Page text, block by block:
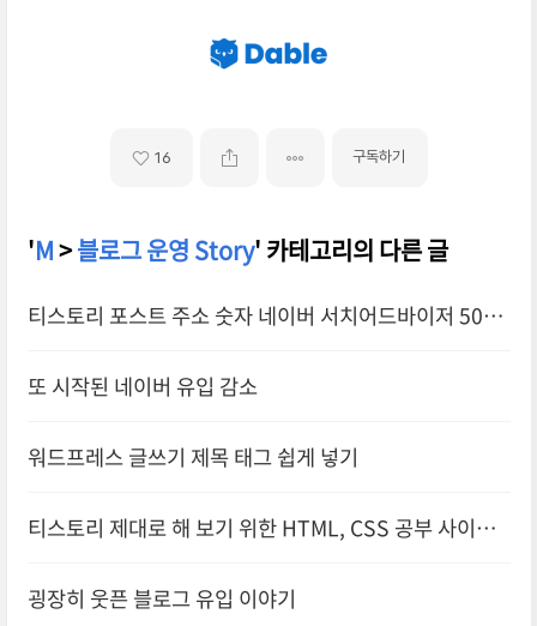
16 구독하기
'M>블로그 운영 Story' 카테고리의 다른 글
티스토리 포스트 주소 숫자 네이버 서치어드바이저 50개
또 시작된 네이버 유입 감소
워드프레스 글쓰기 제목 태그 쉽게 넣기
티스토리 제대로 해 보기 위한 HTML, CSS 공부 사이트
굉장히 웃픈 블로그 유입 이야기